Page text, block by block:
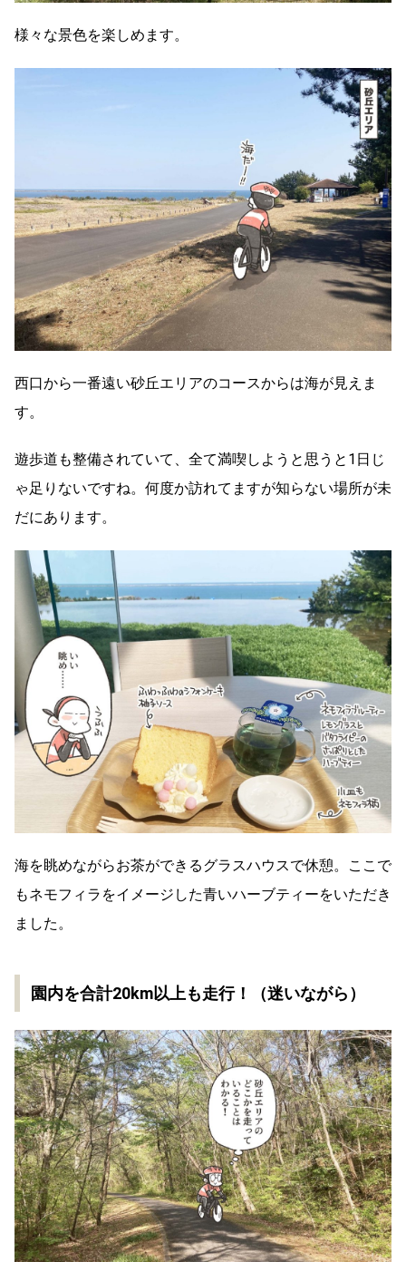
様々な景色を楽しめます。
西口から一番遠い砂丘エリアのコースからは海が見えま
す。
遊歩道も整備されていて、全て満喫しようと思うと1日じ
ゃ足りないですね。何度か訪れてますが知らない場所が未
だにあります。
海を眺めながらお茶ができるグラスハウスで休憩。ここで
もネモフィラをイメージした青いハーブティーをいただき
ました。
園内を合計20km以上も走行！（迷いながら）